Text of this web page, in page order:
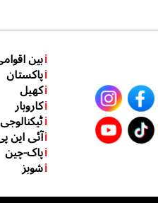
iبین
iپاکستان
iکھیل
iکاروبار
iٹیکنالوجی
iآئی این
iپاک-چین
iشوبز